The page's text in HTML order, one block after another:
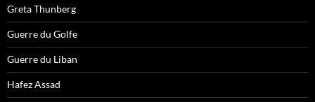
Greta Thunberg
Guerre du Golfe
Guerre du Liban
Hafez Assad